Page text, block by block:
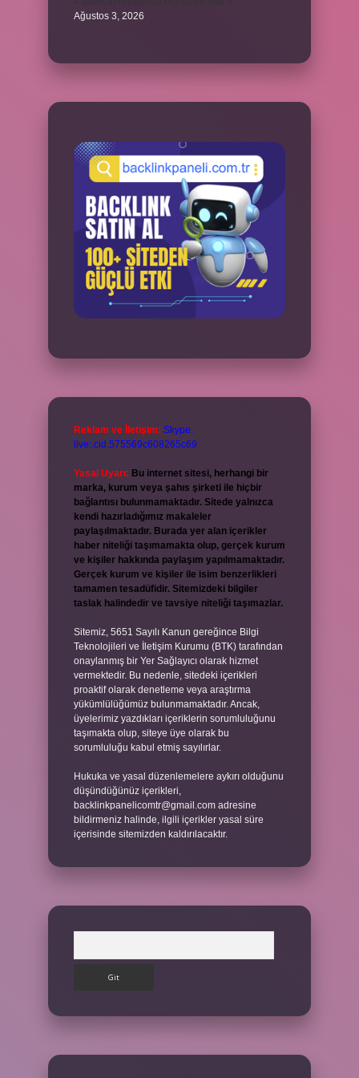
Ağustos 3, 2026
Reklam ve İletişim: Skype:
live:.cid.575569c608265c69
Yasal Uyarı: Bu internet sitesi, herhangi bir
marka, kurum veya şahıs şirketi ile hiçbir
bağlantısı bulunmamaktadır. Sitede yalnızca
kendi hazırladığımız makaleler
paylaşılmaktadır. Burada yer alan içerikler
haber niteliği taşımamakta olup, gerçek kurum
ve kişiler hakkında paylaşım yapılmamaktadır.
Gerçek kurum ve kişiler ile isim benzerlikleri
tamamen tesadüfidir. Sitemizdeki bilgiler
taslak halindedir ve tavsiye niteliği taşımazlar.
Sitemiz, 5651 Sayılı Kanun gereğince Bilgi
Teknolojileri ve İletişim Kurumu (BTK) tarafından
onaylanmış bir Yer Sağlayıcı olarak hizmet
vermektedir. Bu nedenle, sitedeki içerikleri
proaktif olarak denetleme veya araştırma
yükümlülüğümüz bulunmamaktadır. Ancak,
üyelerimiz yazdıkları içeriklerin sorumluluğunu
taşımakta olup, siteye üye olarak bu
sorumluluğu kabul etmiş sayılırlar.
Hukuka ve yasal düzenlemelere aykırı olduğunu
düşündüğünüz içerikleri,
backlinkpanelicomtr@gmail.com adresine
bildirmeniz halinde, ilgili içerikler yasal süre
içerisinde sitemizden kaldırılacaktır.